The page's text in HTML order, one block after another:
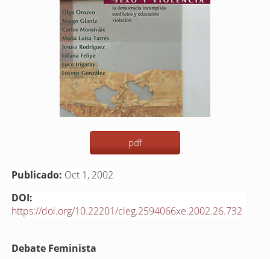
pdf
Publicado: Oct 1, 2002
DOI:
https://doi.org/10.22201/cieg.2594066xe.2002.26.732
Contenido
Debate Feminista